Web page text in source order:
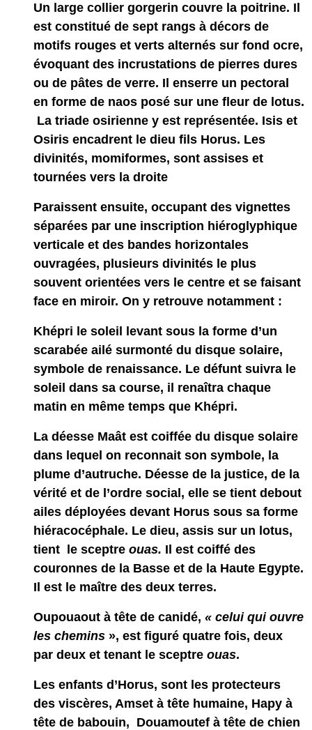
Un large collier gorgerin couvre la poitrine. Il
est constitué de sept rangs à décors de
motifs rouges et verts alternés sur fond ocre,
évoquant des incrustations de pierres dures
ou de pâtes de verre. Il enserre un pectoral
en forme de naos posé sur une fleur de lotus.
La triade osirienne y est représentée. Isis et
Osirisencadrent le dieu fils Horus. Les
divinités, momiformes, sont assises et
tournées vers la droite
Paraissent ensuite, occupant des vignettes
séparées par une inscription hiéroglyphique
verticale et des bandes horizontales
ouvragées, plusieurs divinités le plus
souvent orientées vers le centre et se faisant
face en miroir. On y retrouve notamment :
Khépri l e soleil levant sous la forme d’un
scarabée ailé surmonté du disque solaire,
symbole de renaissance. Le défunt suivra le
soleil dans sa course, il renaîtra chaque
matin en même temps que Khépri.
La déesse Maâtest coiffée du disque solaire
dans lequel on reconnait son symbole, la
plume d’autruche. Déesse de la justice, de la
vérité et de l’ordre social, elle se tient debout
ailes déployées devant Horus sous sa forme
hiéracocéphale. Le dieu, assis sur un lotus,
tient le sceptre ouas. Il est coiffé des
couronnes de la Basse et de la Haute Egypte.
Il est le maître des deux terres.
Oupouaoutà tête de canidé, « celui qui ouvre
les chemins», est figuré quatre fois, deux
par deux et tenant le sceptre ouas.
Les enfants d’Horus, sont les protecteurs
des viscères, Amset à tête humaine, Hapyà
tête de babouin, Douamoutef à tête de chien